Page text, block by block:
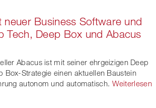
neuer Business Software und
Tech, Deep Box und Abacus
Abacus ist mit seiner ehrgeizigen Deep
Box-Strategie einen aktuellen Baustein
autonom und automatisch. Weiterlesen